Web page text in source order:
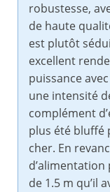
robustesse,
de haute
est plutôt
excellent
puissance
une intensité
complément
plus été bluffé
cher. En
de 1.5 m qu’il